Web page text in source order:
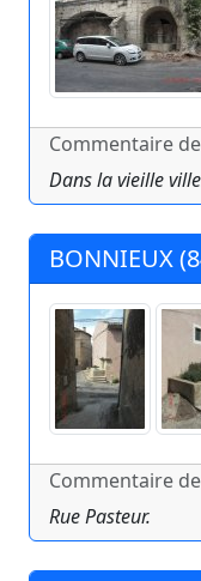
Commentaire
Dans la vieille
BONNIEUX
Commentaire
Rue Pasteur.